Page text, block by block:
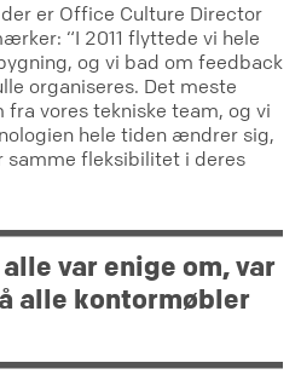
er Office Culture Director
“I 2011 flyttede vi hele
og vi bad om feedback
organiseres. Det meste
vores tekniske team, og vi
hele tiden ændrer sig,
samme fleksibilitet i deres
var enige om, var
alle kontormøbler